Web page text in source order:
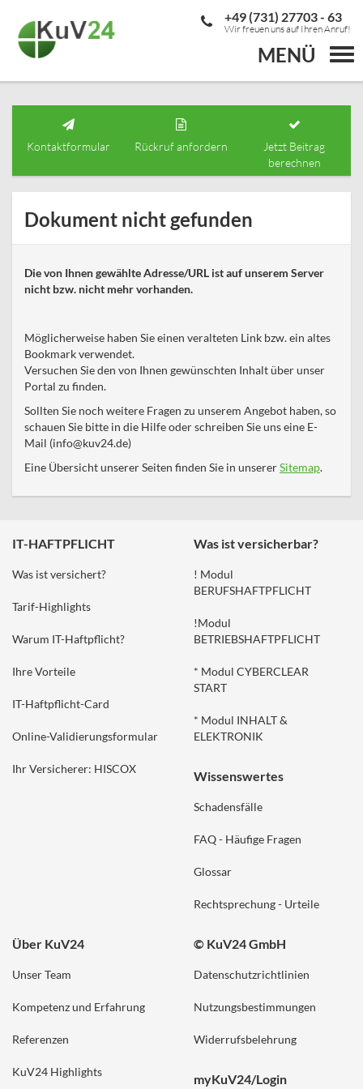
MENÜ
+49 (731) 27703 - 63
Wir freuen uns auf Ihren Anruf!
Kontaktformular Rückruf anfordern
Jetzt Beitrag
berechnen
Dokument nicht gefunden
Die von Ihnen gewählte Adresse/URL ist auf unserem Server
nicht bzw. nicht mehr vorhanden.
Möglicherweise haben Sie einen veralteten Link bzw. ein altes
Bookmark verwendet.
Versuchen Sie den von Ihnen gewünschten Inhalt über unser
Portal zu finden.
Sollten Sie noch weitere Fragen zu unserem Angebot haben, so
schauen Sie bitte in die Hilfe oder schreiben Sie uns eine E-
Mail (info@kuv24.de)
Eine Übersicht unserer Seiten finden Sie in unsererSitemap.
IT-HAFTPFLICHT
Was ist versichert?
Tarif-Highlights
Warum IT-Haftpflicht?
Ihre Vorteile
IT-Haftpflicht-Card
Online-Validierungsformular
Ihr Versicherer: HISCOX
Was ist versicherbar?
! Modul
BERUFSHAFTPFLICHT
!Modul
BETRIEBSHAFTPFLICHT
* Modul CYBERCLEAR
START
* Modul INHALT &
ELEKTRONIK
Wissenswertes
Schadensfälle
FAQ - Häufige Fragen
Glossar
Rechtsprechung - Urteile
Über KuV24
Unser Team
Kompetenz und Erfahrung
Referenzen
KuV24 Highlights
© KuV24 GmbH
Datenschutzrichtlinien
Nutzungsbestimmungen
Widerrufsbelehrung
myKuV24/Login